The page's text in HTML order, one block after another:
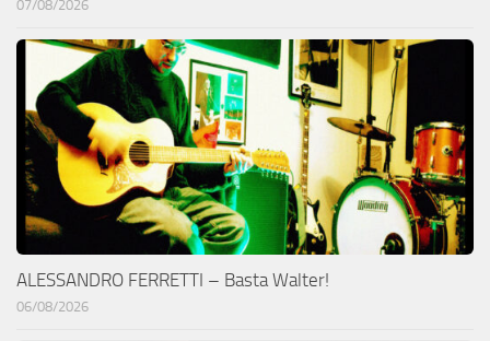
07/08/2026
ALESSANDRO FERRETTI – Basta Walter!
06/08/2026